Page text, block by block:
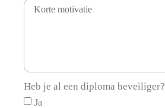
Heb je al een diploma beveiliger?
Ja